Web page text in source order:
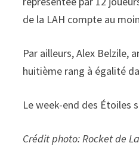
de la LAH compte au
Par ailleurs, Alex Belzile,
huitième rang à égalité
Le week-end des Étoiles
Crédit photo: Rocket de